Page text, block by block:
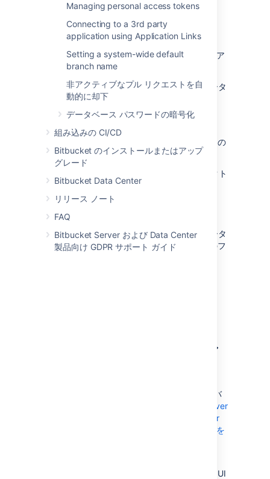
Managing personal access tokens
Connecting to a 3rd party
application using Application Links
Setting a system-wide default
branch name
非アクティブなプル リクエストを自
動的に却下
データベース パスワードの暗号化
組み込みの CI/CD
Bitbucket のインストールまたはアップ
グレード
Bitbucket Data Center
リリース ノート
FAQ
Bitbucket Server および Data Center
製品向け GDPR サポート ガイド
バックアップ対象
Backup Client は次のすべてのデータをバックア
ップします。
Bitbucket Server が接続されているデータ
ベース (内部または外部 DB)
管理された Git リポジトリ
Bitbucket Server の監査ログ
インストール済みのプラグインとそれらの
データ
バックアップには次のファイルおよびディレクト
リは含まれません。
export/*
log/*
shared/data/db*(DB 内の HSQL データ
はバックアップされますが、ディスクのフ
Bitbucket Server のバックア
クライアントを使用して Bitbucket Server をバ
ご使用の Bitbucket Server
インスタンスと互換性のある Bitbucket Server
Backup Client のリリースを使用していることを
り、プラグインではない (アプリケーションの UI